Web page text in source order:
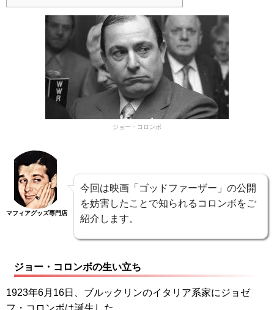
ジョー・コロンボ
マフィアグッズ専門店
今回は映画「ゴッドファーザー」の公開
を妨害したことで知られるコロンボをご
紹介します。
ジョー・コロンボの生い立ち
1923年6月16日、ブルックリンのイタリア系家にジョゼ
フ・コロンボは誕生した。